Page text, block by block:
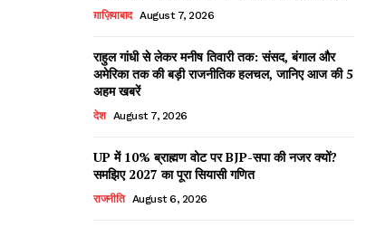
ग़ाज़ियाबाद August 7, 2026
राहुल गांधी से लेकर मनीष तिवारी तक: संसद, बंगाल और
अमेरिका तक की बड़ी राजनीतिक हलचल, जानिए आज की 5
अहम खबरें
देश August 7, 2026
UP में 10% ब्राह्मण वोट पर BJP-सपा की नजर क्यों?
समझिए 2027 का पूरा सियासी गणित
राजनीति August 6, 2026